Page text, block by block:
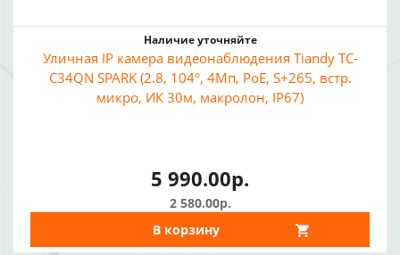
Наличие уточняйте
Уличная IP камера видеонаблюдения Tiandy TC-
C34QN SPARK (2.8, 104°, 4Мп, PoE, S+265, встр.
микро, ИК 30м, макролон, IP67)
5 990.00р.
2 580.00р.
В корзину